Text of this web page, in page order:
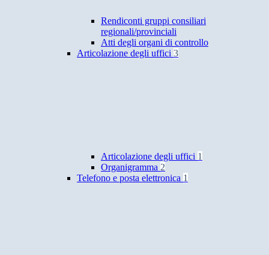
Rendiconti gruppi consiliari
regionali/provinciali
Atti degli organi di controllo
Articolazione degli uffici 3
Articolazione degli uffici 1
Organigramma 2
Telefono e posta elettronica 1